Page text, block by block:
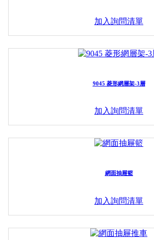
加入詢問清單
9045 菱形網層架-3層
加入詢問清單
網面抽屜籃
加入詢問清單